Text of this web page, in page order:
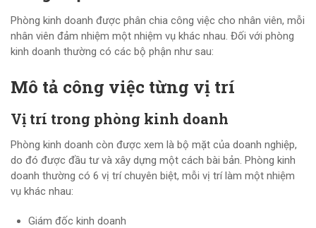
Phòng kinh doanh được phân chia công việc cho nhân viên, mỗi
nhân viên đảm nhiệm một nhiệm vụ khác nhau. Đối với phòng
kinh doanh thường có các bộ phận như sau:
Mô tả công việc từng vị trí
Vị trí trong phòng kinh doanh
Phòng kinh doanh còn được xem là bộ mặt của doanh nghiệp,
do đó được đầu tư và xây dựng một cách bài bản. Phòng kinh
doanh thường có 6 vị trí chuyên biệt, mỗi vị trí làm một nhiệm
vụ khác nhau:
Giám đốc kinh doanh